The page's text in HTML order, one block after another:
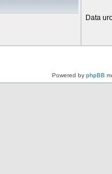
Data
Powered by phpBB